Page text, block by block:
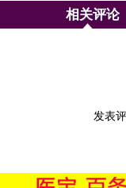
相关评论
发表